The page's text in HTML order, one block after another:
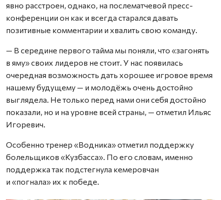
явно расстроен, однако, на послематчевой пресс-
конференции он как и всегда старался давать
позитивные комментарии и хвалить свою команду.
— В середине первого тайма мы поняли, что «загонять
в яму» своих лидеров не стоит. У нас появилась
очередная возможность дать хорошее игровое время
нашему будущему — и молодёжь очень достойно
выглядела. Не только перед нами они себя достойно
показали, но и на уровне всей страны, — отметил Ильяс
Игоревич.
Особенно тренер «Водника» отметил поддержку
болельщиков «Кузбасса». По его словам, именно
поддержка так подстегнула кемеровчан
и «погнала» их к победе.